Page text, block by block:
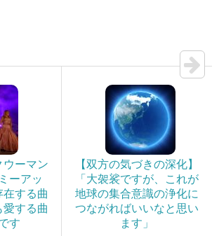
ウーマン
ーアッ
在する曲
する曲
す
【双方の気づきの深化】
「大袈裟ですが、これが
地球の集合意識の浄化に
つながればいいなと思い
ます」